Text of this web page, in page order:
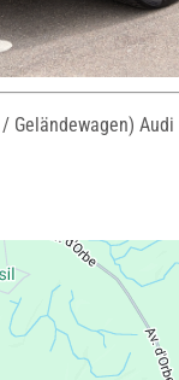
Geländewagen) Audi